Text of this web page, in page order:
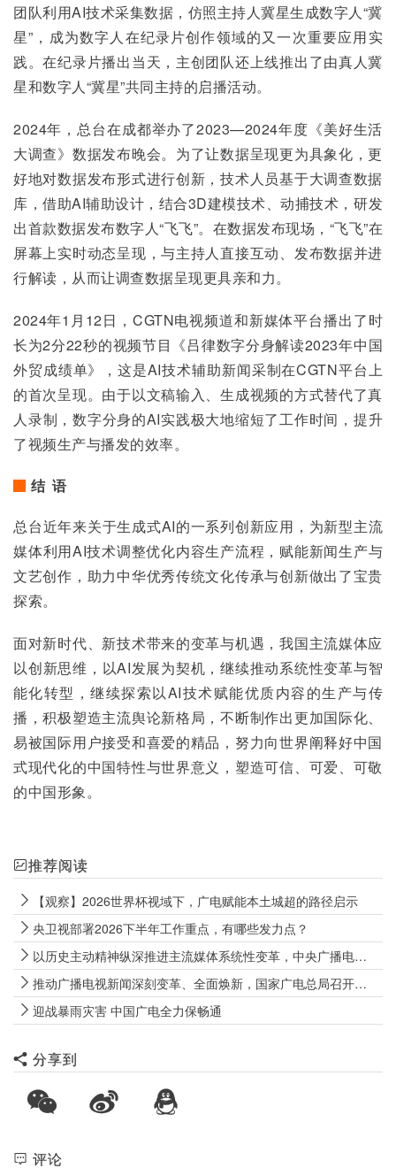
团队利用AI技术采集数据，仿照主持人冀星生成数字人“冀
星”，成为数字人在纪录片创作领域的又一次重要应用实
践。在纪录片播出当天，主创团队还上线推出了由真人冀
星和数字人“冀星”共同主持的启播活动。
2024年，总台在成都举办了2023—2024年度《美好生活
大调查》数据发布晚会。为了让数据呈现更为具象化，更
好地对数据发布形式进行创新，技术人员基于大调查数据
库，借助AI辅助设计，结合3D建模技术、动捕技术，研发
出首款数据发布数字人“飞飞”。在数据发布现场，“飞飞”在
屏幕上实时动态呈现，与主持人直接互动、发布数据并进
行解读，从而让调查数据呈现更具亲和力。
2024年1月12日，CGTN电视频道和新媒体平台播出了时
长为2分22秒的视频节目《吕律数字分身解读2023年中国
外贸成绩单》，这是AI技术辅助新闻采制在CGTN平台上
的首次呈现。由于以文稿输入、生成视频的方式替代了真
人录制，数字分身的AI实践极大地缩短了工作时间，提升
了视频生产与播发的效率。
结 语
总台近年来关于生成式AI的一系列创新应用，为新型主流
媒体利用AI技术调整优化内容生产流程，赋能新闻生产与
文艺创作，助力中华优秀传统文化传承与创新做出了宝贵
探索。
面对新时代、新技术带来的变革与机遇，我国主流媒体应
以创新思维，以AI发展为契机，继续推动系统性变革与智
能化转型，继续探索以AI技术赋能优质内容的生产与传
播，积极塑造主流舆论新格局，不断制作出更加国际化、
易被国际用户接受和喜爱的精品，努力向世界阐释好中国
式现代化的中国特性与世界意义，塑造可信、可爱、可敬
的中国形象。
推荐阅读
【观察】2026世界杯视域下，广电赋能本土城超的路径启示
央卫视部署2026下半年工作重点，有哪些发力点？
以历史主动精神纵深推进主流媒体系统性变革，中央广播电视总台召开2026年年中工作推进会
推动广播电视新闻深刻变革、全面焕新，国家广电总局召开广播电视新闻高质量发展座谈会
迎战暴雨灾害 中国广电全力保畅通
分享到
评论